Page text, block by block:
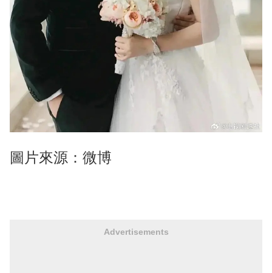
圖片來源：微博
Advertisements